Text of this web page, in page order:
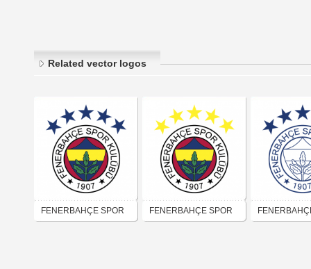
Related vector logos
FENERBAHÇE SPOR FENERBAHÇE SPOR